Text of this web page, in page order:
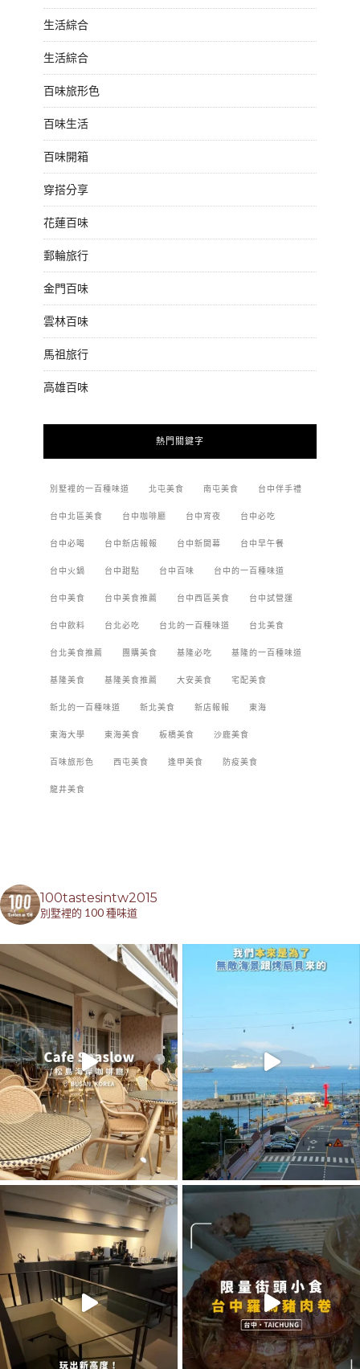
生活綜合
生活綜合
百味旅形色
百味生活
百味開箱
穿搭分享
花蓮百味
郵輪旅行
金門百味
雲林百味
馬祖旅行
高雄百味
熱門關鍵字
別墅裡的一百種味道 北屯美食 南屯美食 台中伴手禮
台中北區美食 台中咖啡廳 台中宵夜 台中必吃
台中必喝 台中新店報報 台中新開幕 台中早午餐
台中火鍋 台中甜點 台中百味 台中的一百種味道
台中美食 台中美食推薦 台中西區美食 台中試營運
台中飲料 台北必吃 台北的一百種味道 台北美食
台北美食推薦 團購美食 基隆必吃 基隆的一百種味道
基隆美食 基隆美食推薦 大安美食 宅配美食
新北的一百種味道 新北美食 新店報報 東海
東海大學 東海美食 板橋美食 沙鹿美食
百味旅形色 西屯美食 逢甲美食 防疫美食
龍井美食
100tastesintw2015
別墅裡的 100 種味道